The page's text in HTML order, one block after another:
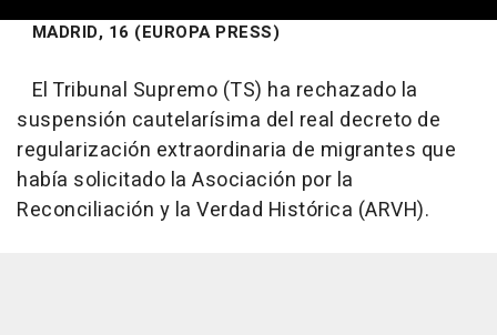
MADRID, 16 (EUROPA PRESS)
El Tribunal Supremo (TS) ha rechazado la
suspensión cautelarísima del real decreto de
regularización extraordinaria de migrantes que
había solicitado la Asociación por la
Reconciliación y la Verdad Histórica (ARVH).